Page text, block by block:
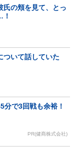
氏の頬を見て、とっ
ついて話していた
分で3回戦も余裕！
PR(健商株式会社)